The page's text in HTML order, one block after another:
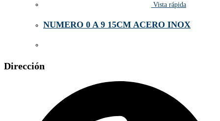
Vista rápida
NUMERO 0 A 9 15CM ACERO INOX
Dirección